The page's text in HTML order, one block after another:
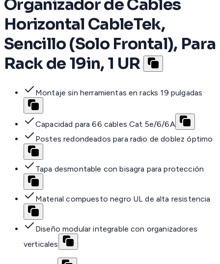
Organizador de Cables
Horizontal CableTek,
Sencillo (Solo Frontal), Para
Rack de 19in, 1 UR
Montaje sin herramientas en racks 19 pulgadas
Capacidad para 66 cables Cat 5e/6/6A
Postes redondeados para radio de doblez óptimo
Tapa desmontable con bisagra para protección
Material compuesto negro UL de alta resistencia
Diseño modular integrable con organizadores
verticales